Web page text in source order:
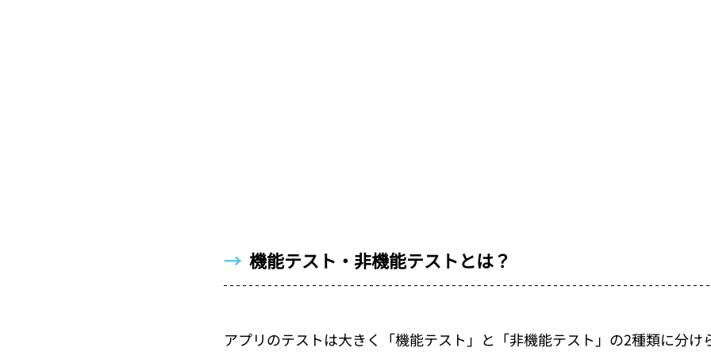
→ 機能テスト・非機能テストとは？
アプリのテストは大きく「機能テスト」と「非機能テスト」の2種類に分け